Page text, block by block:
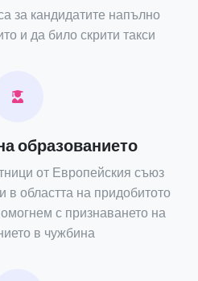
за кандидатите напълно
и да било скрити такси
образованието
от Европейския съюз
в областта на придобитото
с признаването на
в чужбина